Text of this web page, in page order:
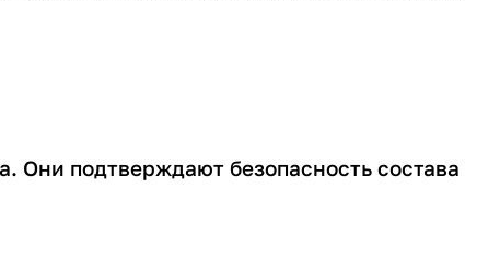
Они подтверждают безопасность состава